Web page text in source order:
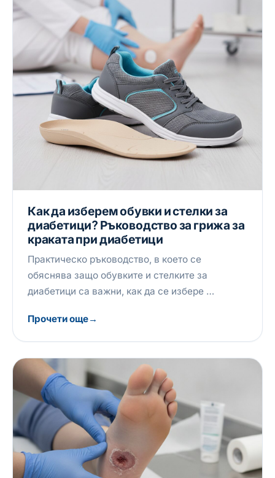
Как да изберем обувки и стелки за
диабетици? Ръководство за грижа за
краката при диабетици
Практическо ръководство, в което се
обяснява защо обувките и стелките за
диабетици са важни, как да се избере …
Прочети още